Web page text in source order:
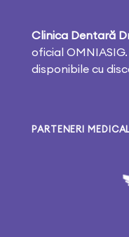
Clinica Dentară
oficial
disponibile cu
PARTENERI